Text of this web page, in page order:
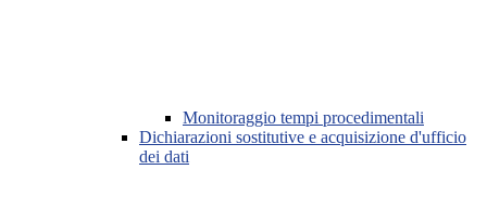
Monitoraggio tempi procedimentali
Dichiarazioni sostitutive e acquisizione d'ufficio
dei dati